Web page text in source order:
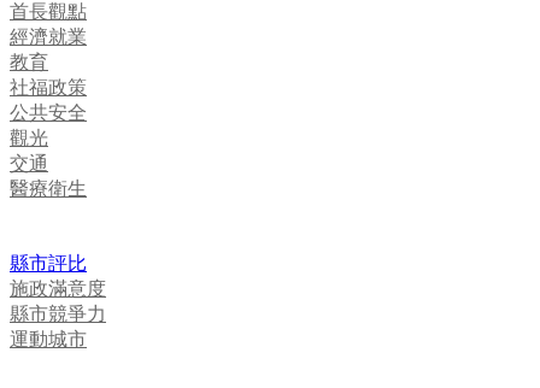
首長觀點
經濟就業
教育
社福政策
公共安全
觀光
交通
醫療衛生
縣市評比
施政滿意度
縣市競爭力
運動城市